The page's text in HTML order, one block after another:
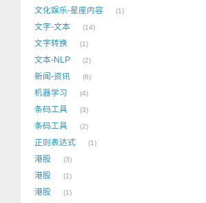
文化娱乐-星座内容 1
文字-文本 14
文字转换 1
文本-NLP 2
新闻-资讯 6
机器学习 4
条码工具 3
条码工具 2
正则表达式 1
港股 3
港股 1
港股 1